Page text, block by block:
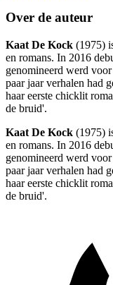
Over de auteur
Kaat De Kock (1975)
en romans. In 2016
genomineerd werd
paar jaar verhalen had
haar eerste chicklit
de bruid'.
Kaat De Kock (1975)
en romans. In 2016
genomineerd werd
paar jaar verhalen had
haar eerste chicklit
de bruid'.